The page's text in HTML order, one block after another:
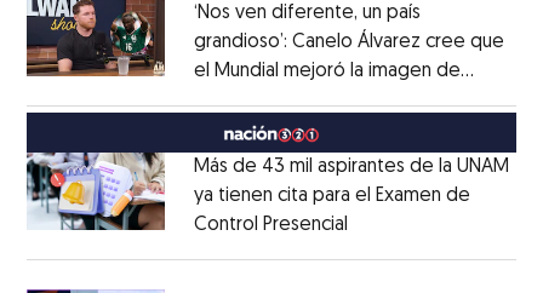
‘Nos ven diferente, un país
grandioso’: Canelo Álvarez cree que
el Mundial mejoró la imagen de
MéxicoOpens in new window
Más de 43 mil aspirantes de la UNAM
ya tienen cita para el Examen de
Control Presencial